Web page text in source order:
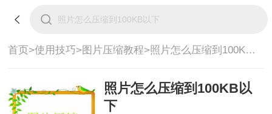
首页>使用技巧>图片压缩教程> 照片怎么压缩到100KB以下
照片怎么压缩到100KB以
下